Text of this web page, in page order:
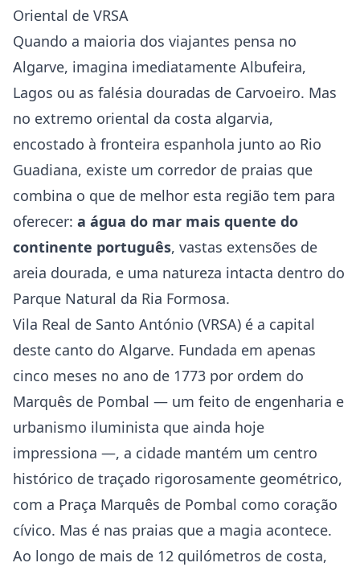
Oriental de VRSA
Quando a maioria dos viajantes pensa no
Algarve, imagina imediatamente Albufeira,
Lagos ou as falésia douradas de Carvoeiro. Mas
no extremo oriental da costa algarvia,
encostado à fronteira espanhola junto ao Rio
Guadiana, existe um corredor de praias que
combina o que de melhor esta região tem para
oferecer: a água do mar mais quente do
continente português, vastas extensões de
areia dourada, e uma natureza intacta dentro do
Parque Natural da Ria Formosa.
Vila Real de Santo António (VRSA) é a capital
deste canto do Algarve. Fundada em apenas
cinco meses no ano de 1773 por ordem do
Marquês de Pombal — um feito de engenharia e
urbanismo iluminista que ainda hoje
impressiona —, a cidade mantém um centro
histórico de traçado rigorosamente geométrico,
com a Praça Marquês de Pombal como coração
cívico. Mas é nas praias que a magia acontece.
Ao longo de mais de 12 quilómetros de costa,